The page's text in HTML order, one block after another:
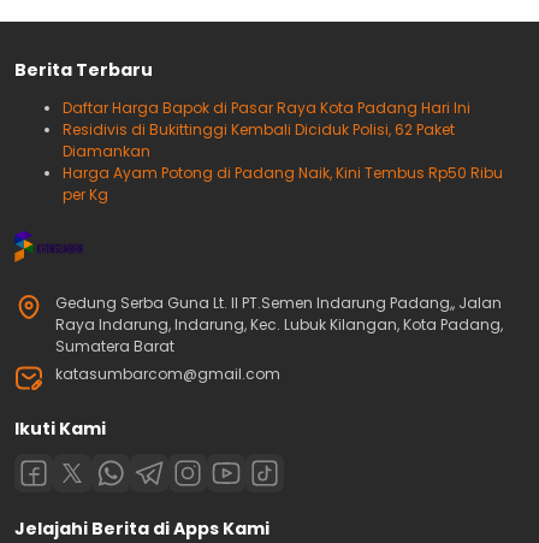
Berita Terbaru
Daftar Harga Bapok di Pasar Raya Kota Padang Hari Ini
Residivis di Bukittinggi Kembali Diciduk Polisi, 62 Paket
Diamankan
Harga Ayam Potong di Padang Naik, Kini Tembus Rp50 Ribu
per Kg
Gedung Serba Guna Lt. II PT.Semen Indarung Padang,, Jalan
Raya Indarung, Indarung, Kec. Lubuk Kilangan, Kota Padang,
Sumatera Barat
katasumbarcom@gmail.com
Ikuti Kami
Jelajahi Berita di Apps Kami